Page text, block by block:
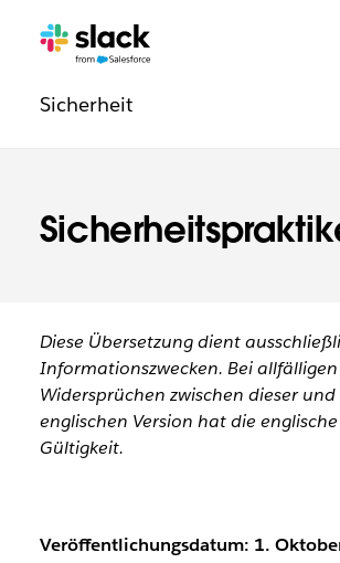
Navigation:
Rechtliche
Zusätzliche
SicherheitSeiten
Diese Übersetzung dient
Informationszwecken. Bei allfälligen
Widersprüchen zwischen dieser
englischen Version hat die
Gültigkeit.
Veröffentlichungsdatum: 1.